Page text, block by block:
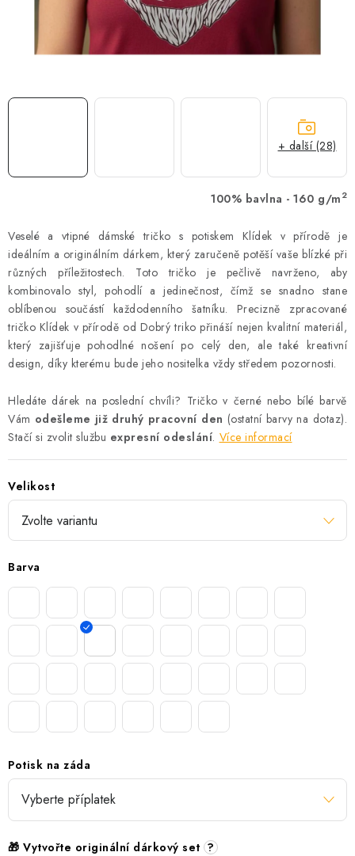
O nás
Doprava a platba
Obchodní podmínky
Zásady zpracování ochrany osobních údajů
Napište nám
100% bavlna - 160 g/m 2
Veselé a vtipné dámské tričko s potiskem Klídek v přírodě je
ideálním a originálním dárkem, který zaručeně potěší vaše blízké při
různých příležitostech. Toto tričko je pečlivě navrženo, aby
kombinovalo styl, pohodlí a jedinečnost, čímž se snadno stane
oblíbenou součástí každodenního šatníku. Precizně zpracované
tričko Klídek v přírodě od Dobrý triko přináší nejen kvalitní materiál,
který zajišťuje pohodlné nošení po celý den, ale také kreativní
design, díky kterému bude jeho nositelka vždy středem pozornosti.
Hledáte dárek na poslední chvíli? Tričko v černé nebo bílé barvě
Vám odešleme již druhý pracovní den (ostatní barvy na dotaz).
Stačí si zvolit službu expresní odeslání. Více informací
Velikost
Barva
Potisk na záda
🎁 Vytvořte originální dárkový set ?
+ další (28)